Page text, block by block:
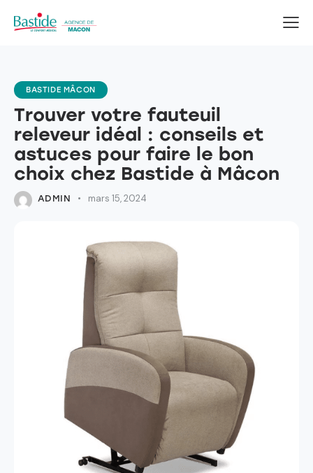
BASTIDE MÂCON
Trouver votre fauteuil
releveur idéal : conseils et
astuces pour faire le bon
choix chez Bastide à Mâcon
ADMIN mars 15, 2024